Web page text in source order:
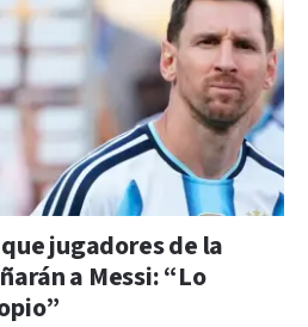
jugadores de la
a Messi: “Lo